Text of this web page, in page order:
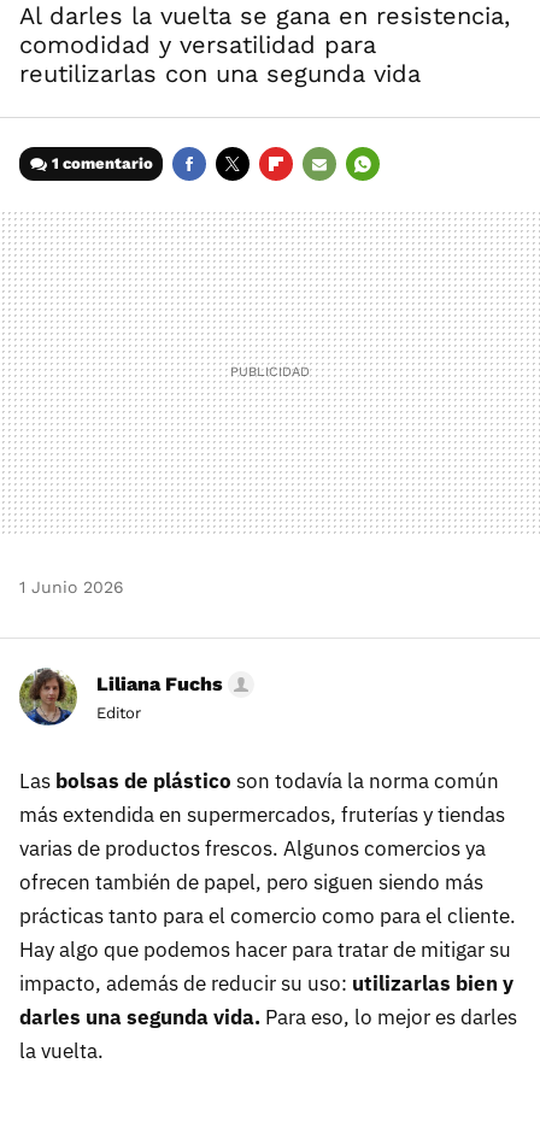
Al darles la vuelta se gana en resistencia,
comodidad y versatilidad para
reutilizarlas con una segunda vida
1 comentario
MAIL
1 Junio 2026
Liliana Fuchs
Editor
Las bolsas de plástico son todavía la norma común
más extendida en supermercados, fruterías y tiendas
varias de productos frescos. Algunos comercios ya
ofrecen también de papel, pero siguen siendo más
prácticas tanto para el comercio como para el cliente.
Hay algo que podemos hacer para tratar de mitigar su
impacto, además de reducir su uso: utilizarlas bien y
darles una segunda vida. Para eso, lo mejor es darles
la vuelta.